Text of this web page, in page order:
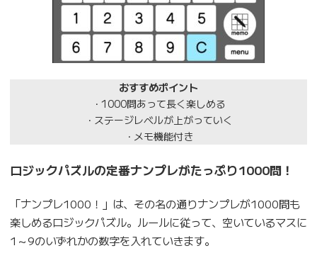
おすすめポイント
・ 1000問あって長く楽しめる
・ ステージレベルが上がっていく
・ メモ機能付き
ロジックパズルの定番ナンプレがたっぷり1000問！
「ナンプレ1000！」は、その名の通りナンプレが1000問も
楽しめるロジックパズル。ルールに従って、空いているマスに
1～9のいずれかの数字を入れていきます。